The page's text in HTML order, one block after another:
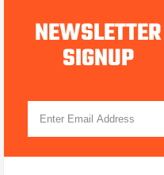
NEWSLETTER
SIGNUP